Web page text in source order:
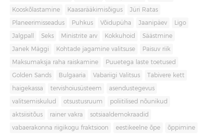
Kooskõlastamine Kaasarääkimisõigus Jüri Ratas
Planeerimisseadus Puhkus Võidupüha Jaanipäev Ligo
Jalgpall Seks Ministrite arv Kokkuhoid Säästmine
Janek Mäggi Kohtade jagamine valitsuse Paisuv riik
Maksumaksja raha raiskamine Puuetega laste toetused
Golden Sands Bulgaaria Vabariigi Valitsus Tabivere kett
haigekassa tervishoiusüsteem asendustegevus
valitsemiskulud otsustusruum poliitilised nõunikud
aktsiisitõus rainer vakra sotsiaaldemokraadid
vabaerakonna riigikogu fraktsioon eestikeelne õpe õppimine